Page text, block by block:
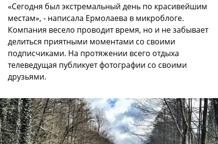
«Сегодня был экстремальный день по красивейшим
местам», - написала Ермолаева в микроблоге.
Компания весело проводит время, но и не забывает
делиться приятными моментами со своими
подписчиками. На протяжении всего отдыха
телеведущая публикует фотографии со своими
друзьями.